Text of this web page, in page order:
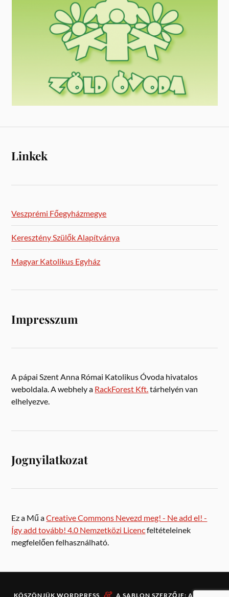
Linkek
Veszprémi Főegyházmegye
Keresztény Szülők Alapítványa
Magyar Katolikus Egyház
Impresszum
A pápai Szent Anna Római Katolikus Óvoda hivatalos
weboldala. A webhely a RackForest Kft.tárhelyén van
elhelyezve.
Jognyilatkozat
Ez a Mű aCreative Commons Nevezd meg! - Ne add el! -
Így add tovább! 4.0 Nemzetközi Licencfeltételeinek
megfelelően felhasználható.
KÖSZÖNJÜK WORDPRESS A SABLON SZERZŐJE: ANDERS